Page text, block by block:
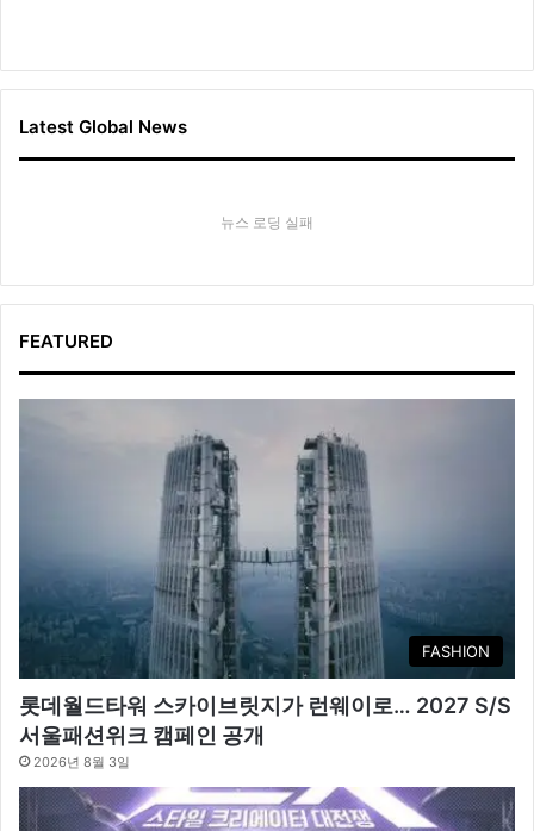
Latest Global News
뉴스 로딩 실패
FEATURED
FASHION
롯데월드타워 스카이브릿지가 런웨이로… 2027 S/S
서울패션위크 캠페인 공개
2026년 8월 3일